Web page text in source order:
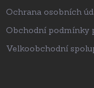
Ochrana osobních
Obchodní podmínky
Velkoobchodní